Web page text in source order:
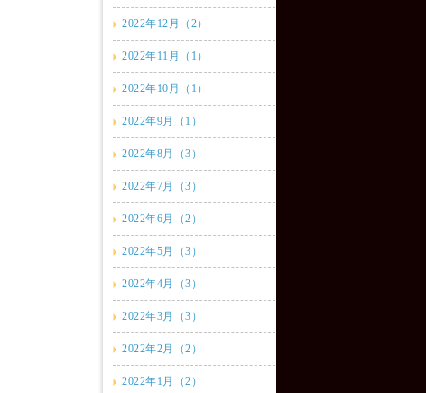
2022年12月（2）
2022年11月（1）
2022年10月（1）
2022年9月（1）
2022年8月（3）
2022年7月（3）
2022年6月（2）
2022年5月（3）
2022年4月（3）
2022年3月（3）
2022年2月（2）
2022年1月（2）